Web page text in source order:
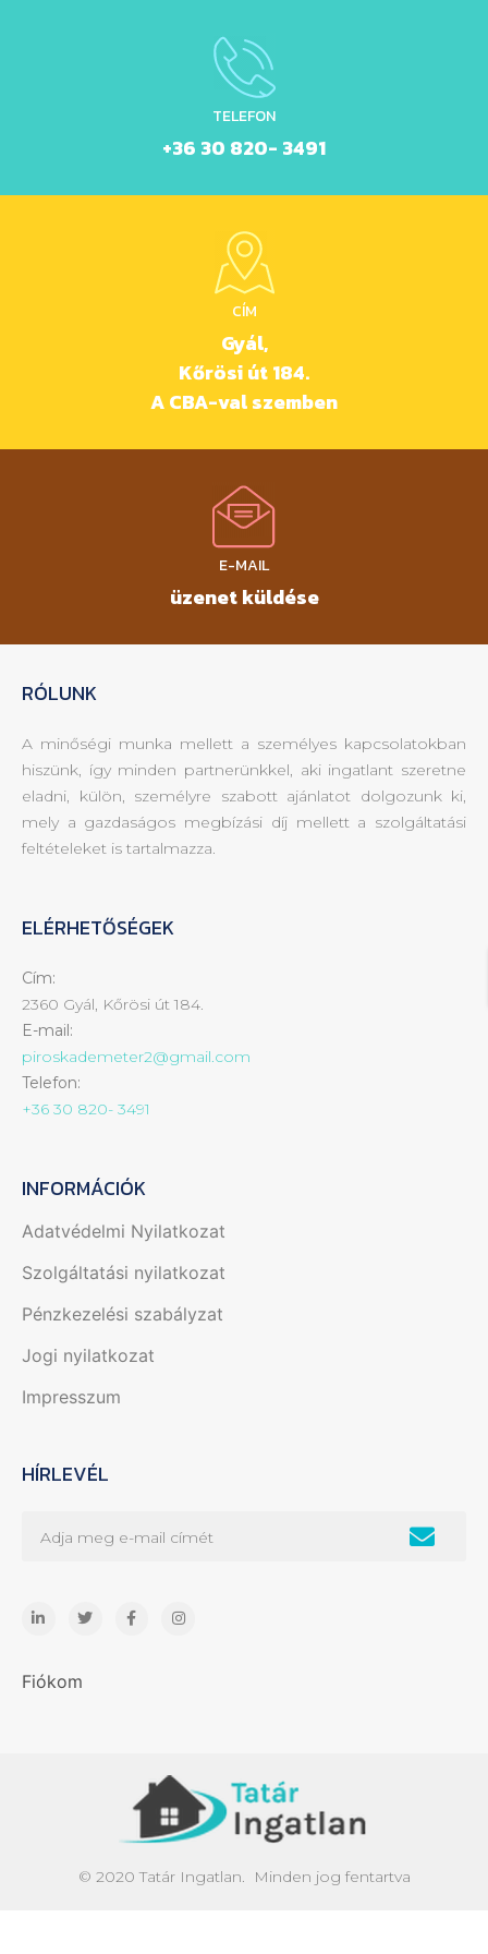
TELEFON
+36 30 820- 3491
CÍM
Gyál,
Kőrösi út 184.
A CBA-val szemben
E-MAIL
üzenet küldése
RÓLUNK
A minőségi munka mellett a személyes kapcsolatokban
hiszünk, így minden partnerünkkel, aki ingatlant szeretne
eladni, külön, személyre szabott ajánlatot dolgozunk ki,
mely a gazdaságos megbízási díj mellett a szolgáltatási
feltételeket is tartalmazza.
ELÉRHETŐSÉGEK
Cím:
2360 Gyál, Kőrösi út 184.
E-mail:
piroskademeter2@gmail.com
Telefon:
+36 30 820- 3491
INFORMÁCIÓK
Adatvédelmi Nyilatkozat
Szolgáltatási nyilatkozat
Pénzkezelési szabályzat
Jogi nyilatkozat
Impresszum
HÍRLEVÉL
Fiókom
© 2020 Tatár Ingatlan. Minden jog fentartva